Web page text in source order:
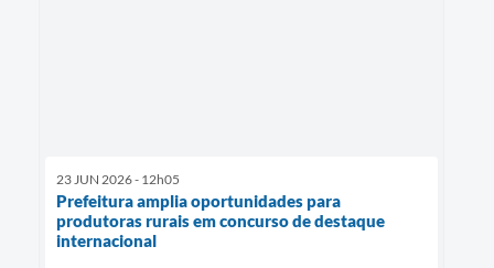
23 JUN 2026 - 12h05
Prefeitura amplia oportunidades para
produtoras rurais em concurso de destaque
internacional